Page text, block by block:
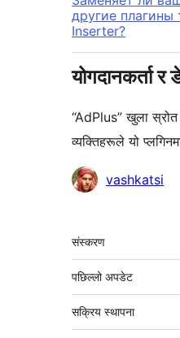
другие плагины
Inserter?
योगदानकर्ता
“AdPlus” खुला
व्यक्तिहरूले यो
योगदानकर्ताहरू
vashkatsi
मेटा
संस्करण
पछिल्लो अपडेट
सक्रिय स्थापना